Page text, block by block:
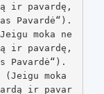
ir pavardę,
Pavardė“).
ir pavardę,
Pavardė“).
ir pavar